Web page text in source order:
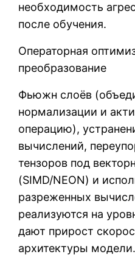
необходимость
после обучения.
Операторная
преобразование
Фьюжн слоёв
нормализации и
операцию),
вычислений,
тензоров под
(SIMD/NEON) и
разреженных
реализуются на
дают прирост
архитектуры модели.